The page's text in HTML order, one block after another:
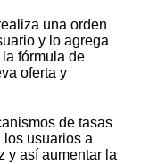
una orden
y lo agrega
fórmula de
oferta y
de tasas
usuarios a
y así aumentar la